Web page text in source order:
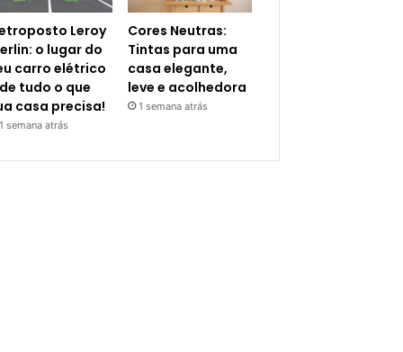
Leroy
o lugar do
carro elétrico
tudo o que
casa precisa!
1 semana atrás
Cores Neutras:
Tintas para uma
casa elegante,
leve e acolhedora
1 semana atrás